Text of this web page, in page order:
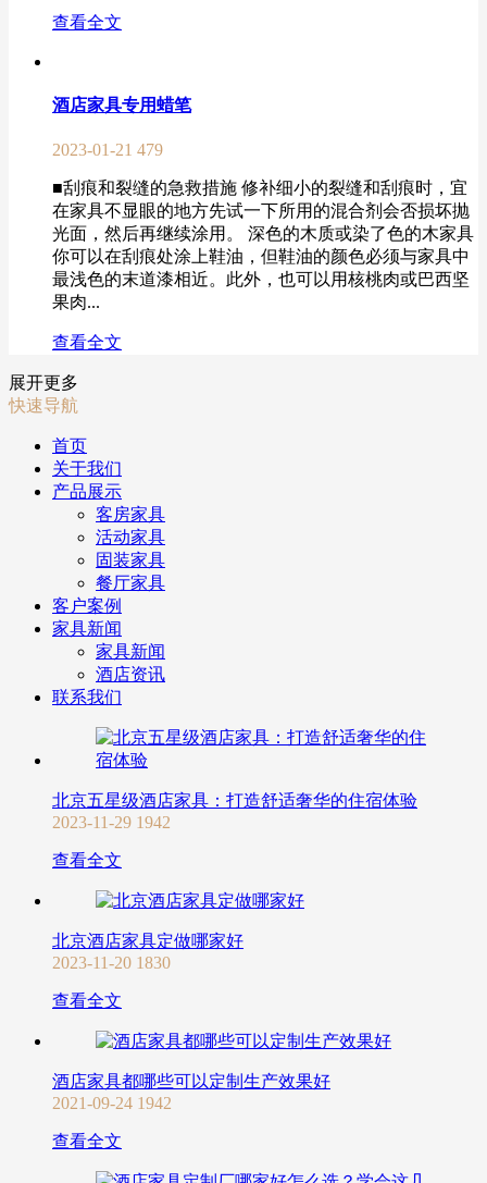
查看全文
酒店家具专用蜡笔
2023-01-21 479
■刮痕和裂缝的急救措施 修补细小的裂缝和刮痕时，宜
在家具不显眼的地方先试一下所用的混合剂会否损坏抛
光面，然后再继续涂用。 深色的木质或染了色的木家具
你可以在刮痕处涂上鞋油，但鞋油的颜色必须与家具中
最浅色的末道漆相近。此外，也可以用核桃肉或巴西坚
果肉...
查看全文
展开更多
快速导航
首页
关于我们
产品展示
客房家具
活动家具
固装家具
餐厅家具
客户案例
家具新闻
家具新闻
酒店资讯
联系我们
北京五星级酒店家具：打造舒适奢华的住宿体验
2023-11-29 1942
查看全文
北京酒店家具定做哪家好
2023-11-20 1830
查看全文
酒店家具都哪些可以定制生产效果好
2021-09-24 1942
查看全文